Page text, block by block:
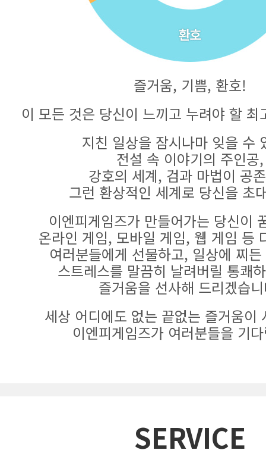
즐거움, 기쁨, 환호!
이 모든 것은 당신이 느끼고 누려야 할 최
지친 일상을 잠시나마 잊을 수
전설 속 이야기의 주인공,
강호의 세계, 검과 마법이 공
그런 환상적인 세계로 당신을 초
이엔피게임즈가 만들어가는 당신이
온라인 게임, 모바일 게임, 웹 게임 등
여러분들에게 선물하고, 일상에 찌
스트레스를 말끔히 날려버릴 통쾌
즐거움을 선사해 드리겠습
세상 어디에도 없는 끝없는 즐거움이
이엔피게임즈가 여러분들을 기
SERVICE